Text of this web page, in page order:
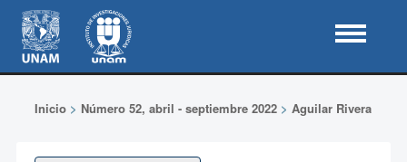
Inicio> Número 52, abril - septiembre 2022> Aguilar Rivera